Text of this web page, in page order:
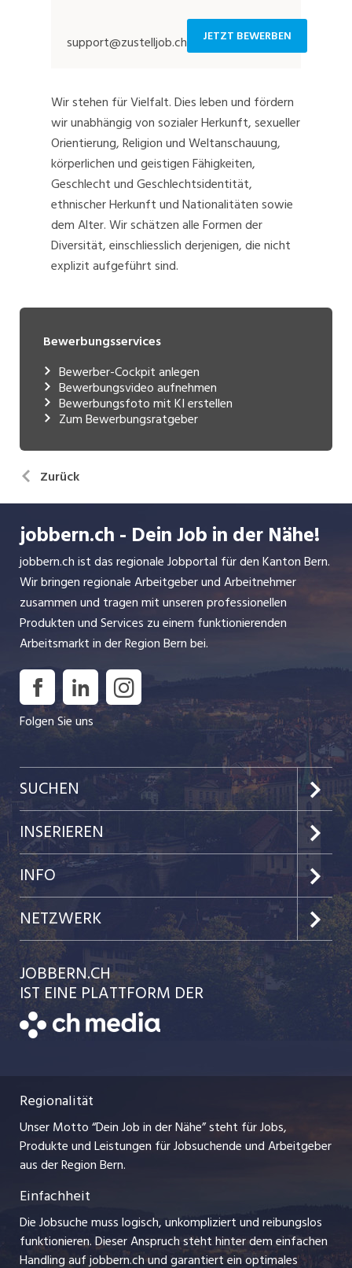
support@zustelljob.ch JETZT BEWERBEN
Wir stehen für Vielfalt. Dies leben und fördern
wir unabhängig von sozialer Herkunft, sexueller
Orientierung, Religion und Weltanschauung,
körperlichen und geistigen Fähigkeiten,
Geschlecht und Geschlechtsidentität,
ethnischer Herkunft und Nationalitäten sowie
dem Alter. Wir schätzen alle Formen der
Diversität, einschliesslich derjenigen, die nicht
explizit aufgeführt sind.
Bewerbungsservices
Bewerber-Cockpit anlegen
Bewerbungsvideo aufnehmen
Bewerbungsfoto mit KI erstellen
Zum Bewerbungsratgeber
Zurück
jobbern.ch - Dein Job in der Nähe!
jobbern.ch ist das regionale Jobportal für den Kanton Bern.
Wir bringen regionale Arbeitgeber und Arbeitnehmer
zusammen und tragen mit unseren professionellen
Produkten und Services zu einem funktionierenden
Arbeitsmarkt in der Region Bern bei.
Folgen Sie uns
SUCHEN
Jobs im Kanton Bern
Jobs in der Stadt Bern
Jobs in der Stadt Biel
Festanstellungen
Temporäre Jobs
Freelance Jobs
Ferienjobs
Management / Kader-Jobs
Arbeitgeber
Jobline
INSERIEREN
Preise & Leistungen
Kundenlogin
Einzelinserat disponieren
Schnittstelle
Bewerber-Cockpit
INFO
Team
Ratgeber
AGB
Datenschutzerklärung
Impressum
Stellenmeldepflicht
NETZWERK
jobbasel.ch
jobmittelland.ch
zentraljob.ch
myjob.ch
jobzüri.ch
ajourjob.ch
baernerbaer.ch
JOBBERN.CH
IST EINE PLATTFORM DER
Regionalität
Unser Motto “Dein Job in der Nähe” steht für Jobs,
Produkte und Leistungen für Jobsuchende und Arbeitgeber
aus der Region Bern.
Einfachheit
Die Jobsuche muss logisch, unkompliziert und reibungslos
funktionieren. Dieser Anspruch steht hinter dem einfachen
Handling auf jobbern.ch und garantiert ein optimales